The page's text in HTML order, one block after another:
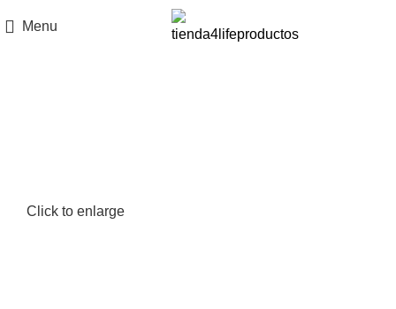
Menu
Click to enlarge